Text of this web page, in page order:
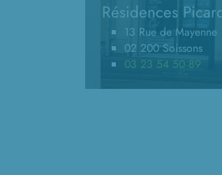
Résidences
13 Rue de Mayenne
02 200 Soissons
03 23 54 50 89